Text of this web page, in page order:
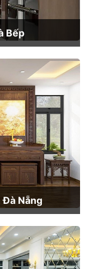
Bếp
Đà Nẵng